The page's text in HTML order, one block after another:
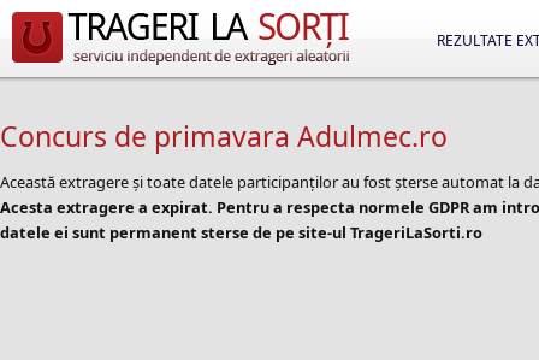
REZULTATE
Concurs de primavara Adulmec.ro
Această extragere și toate datele participanților au fost șterse automat la
Acesta extragere a expirat. Pentru a respecta normele GDPR am
datele ei sunt permanent sterse de pe site-ul TrageriLaSorti.ro